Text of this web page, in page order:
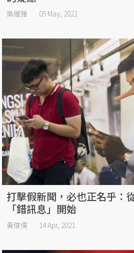
吳維雅 05 May, 2021
打擊假新聞，必也正名乎：
「錯訊息」開始
黃俊儒 14 Apr, 2021